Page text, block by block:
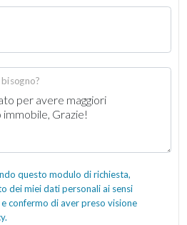
questo modulo di richiesta,
dei miei dati personali ai sensi
confermo di aver preso visione